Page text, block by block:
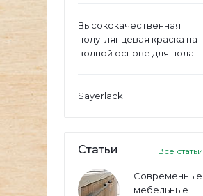
Высококачественная
полуглянцевая краска на
водной основе для пола.
Sayerlack
Статьи Все статьи
Современные
мебельные